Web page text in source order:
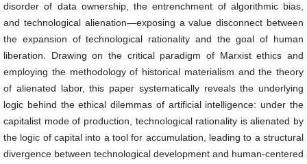
disorder of data ownership, the entrenchment of algorithmic bias,
and technological alienation—exposing a value disconnect between
the expansion of technological rationality and the goal of human
liberation. Drawing on the critical paradigm of Marxist ethics and
employing the methodology of historical materialism and the theory
of alienated labor, this paper systematically reveals the underlying
logic behind the ethical dilemmas of artificial intelligence: under the
capitalist mode of production, technological rationality is alienated by
the logic of capital into a tool for accumulation, leading to a structural
divergence between technological development and human-centered